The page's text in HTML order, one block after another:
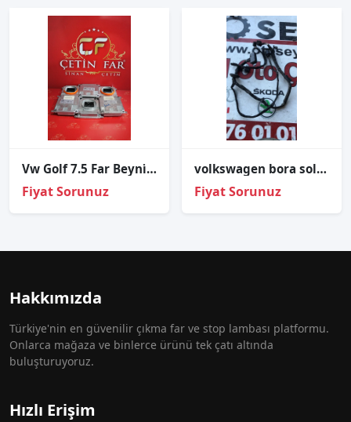
Vw Golf 7.5 Far Beyni̇ Sıfır Orj 7p5941591aj
Fiyat Sorunuz
volkswagen bora sol arka kapı tesisatı
Fiyat Sorunuz
Hakkımızda
Türkiye'nin en güvenilir çıkma far ve stop lambası platformu.
Onlarca mağaza ve binlerce ürünü tek çatı altında
buluşturuyoruz.
Hızlı Erişim